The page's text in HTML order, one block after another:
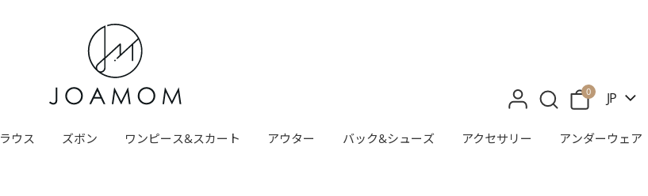
0 JP
ウス ズボン ワンピース&スカート アウター バック&シューズ アクセサリー アンダーウェア